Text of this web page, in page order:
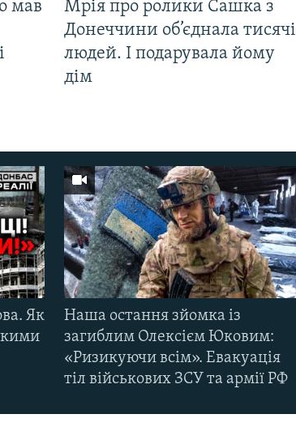
мав
Мрія про ролики Сашка з
Донеччини об’єднала тисячі
людей. І подарувала йому
дім
Як
Наша остання зйомка із
загиблим Олексієм Юковим:
«Ризикуючи всім». Евакуація
тіл військових ЗСУ та армії РФ